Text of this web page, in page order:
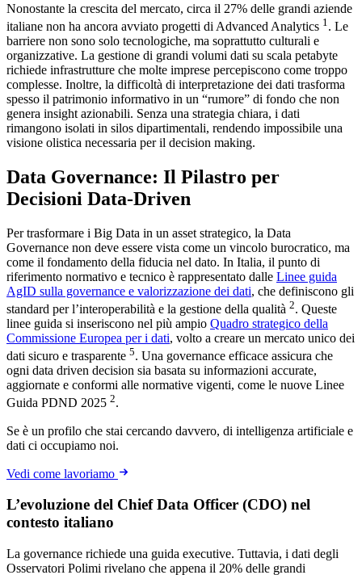
Nonostante la crescita del mercato, circa il 27% delle grandi aziende
italiane non ha ancora avviato progetti di Advanced Analytics 1 . Le
barriere non sono solo tecnologiche, ma soprattutto culturali e
organizzative. La gestione di grandi volumi dati su scala petabyte
richiede infrastrutture che molte imprese percepiscono come troppo
complesse. Inoltre, la difficoltà di interpretazione dei dati trasforma
spesso il patrimonio informativo in un “rumore” di fondo che non
genera insight azionabili. Senza una strategia chiara, i dati
rimangono isolati in silos dipartimentali, rendendo impossibile una
visione olistica necessaria per il decision making.
Data Governance: Il Pilastro per
Decisioni Data-Driven
Per trasformare i Big Data in un asset strategico, la Data
Governance non deve essere vista come un vincolo burocratico, ma
come il fondamento della fiducia nel dato. In Italia, il punto di
riferimento normativo e tecnico è rappresentato dalle Linee guida
AgID sulla governance e valorizzazione dei dati, che definiscono gli
standard per l’interoperabilità e la gestione della qualità 2. Queste
linee guida si inseriscono nel più ampio Quadro strategico della
Commissione Europea per i dati, volto a creare un mercato unico dei
dati sicuro e trasparente 5. Una governance efficace assicura che
ogni data driven decision sia basata su informazioni accurate,
aggiornate e conformi alle normative vigenti, come le nuove Linee
Guida PDND 2025 2.
Se è un profilo che stai cercando davvero, di intelligenza artificiale e
dati ci occupiamo noi.
Vedi come lavoriamo
L’evoluzione del Chief Data Officer (CDO) nel
contesto italiano
La governance richiede una guida executive. Tuttavia, i dati degli
Osservatori Polimi rivelano che appena il 20% delle grandi